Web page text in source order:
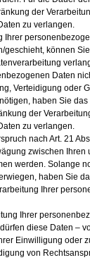
der
zu verlangen.
Ihrer
geschieht, können
Daten
Verteidigung oder
haben Sie das
der
zu verlangen.
nach Art. 21
zwischen Ihren
werden. Solange
haben Sie
Ihrer
Ihrer
diese Daten –
Einwilligung oder
von